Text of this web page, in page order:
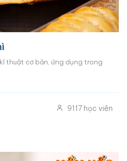
thuật cơ bản, ứng dụng trong
9117 học viên